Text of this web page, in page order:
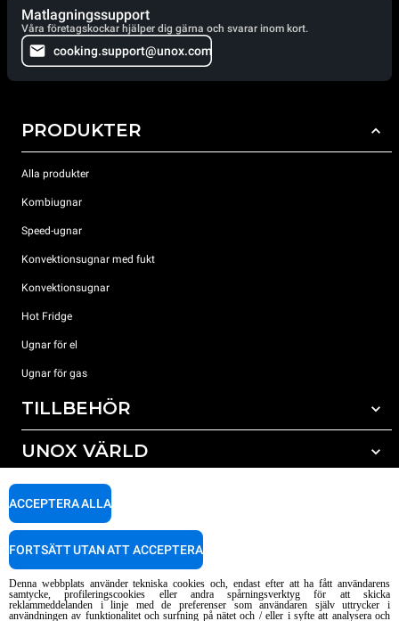
Matlagningssupport
Våra företagskockar hjälper dig gärna och svarar inom kort.
cooking.support@unox.com
PRODUKTER
Alla produkter
Kombiugnar
Speed-ugnar
Konvektionsugnar med fukt
Konvektionsugnar
Hot Fridge
Ugnar för el
Ugnar för gas
TILLBEHÖR
Alla tillbehör
Rengöringsmedel för mauell rengöring
Vattenbehandling med omvänd osmosisk
UNOX VÄRLD
Våra kontor runt om i världen
SUPPORT
HITTA SERVICECENTER
AI Content Disclaimer
Privacy policy Cookie policy
Denna webbplats använder tekniska cookies och, endast efter att ha fått användarens
samtycke, profileringscookies eller andra spårningsverktyg för att skicka
reklammeddelanden i linje med de preferenser som användaren själv uttrycker i
användningen av funktionalitet och surfning på nätet och / eller i syfte att analysera och
ACCEPTERA ALLA
FORTSÄTT UTAN ATT ACCEPTERA